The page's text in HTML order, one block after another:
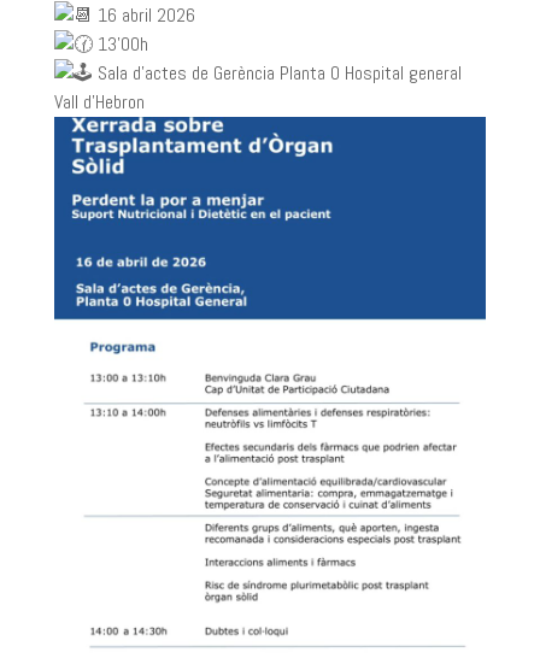
16 abril 2026
13’00h
Sala d’actes de Gerència Planta 0 Hospital general
Vall d’Hebron